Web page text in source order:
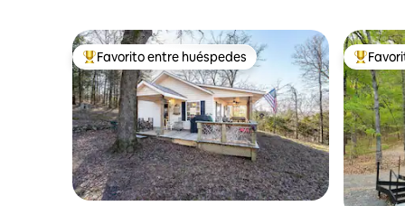
De los mejores en Favorito entre huéspedes
Favorito entre huéspedes De los